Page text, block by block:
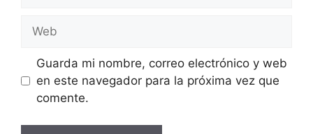
Web
Guarda mi nombre, correo electrónico y web
en este navegador para la próxima vez que
comente.